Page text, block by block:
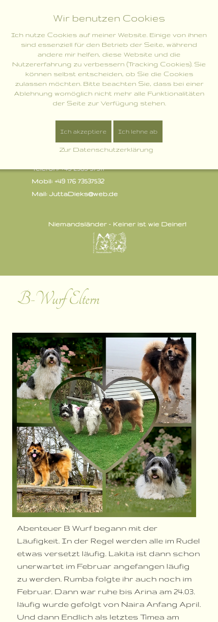
Telefon: +49 2563 97911
Mobil: +49 176 73537532
Mail: JuttaDieks@web.de
Niemandsländer - Keiner ist wie Deiner!
B-Wurf Eltern
Abenteuer B Wurf begann mit der
Läufigkeit. In der Regel werden alle im Rudel
etwas versetzt läufig. Lakita ist dann schon
unerwartet im Februar angefangen läufig
zu werden. Rumba folgte ihr auch noch im
Februar. Dann war ruhe bis Arina am 24.03.
läufig wurde gefolgt von Naira Anfang April.
Und dann Endlich als letztes Timea am
Wir benutzen Cookies
Ich nutze Cookies auf meiner Website. Einige von ihnen
sind essenziell für den Betrieb der Seite, während
andere mir helfen, diese Website und die
Nutzererfahrung zu verbessern (Tracking Cookies). Sie
können selbst entscheiden, ob Sie die Cookies
zulassen möchten. Bitte beachten Sie, dass bei einer
Ablehnung womöglich nicht mehr alle Funktionalitäten
der Seite zur Verfügung stehen.
Ich akzeptiere Ich lehne ab
Zur Datenschutzerklärung